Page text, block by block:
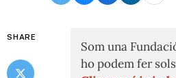
SHARE
Som una
ho podem fer